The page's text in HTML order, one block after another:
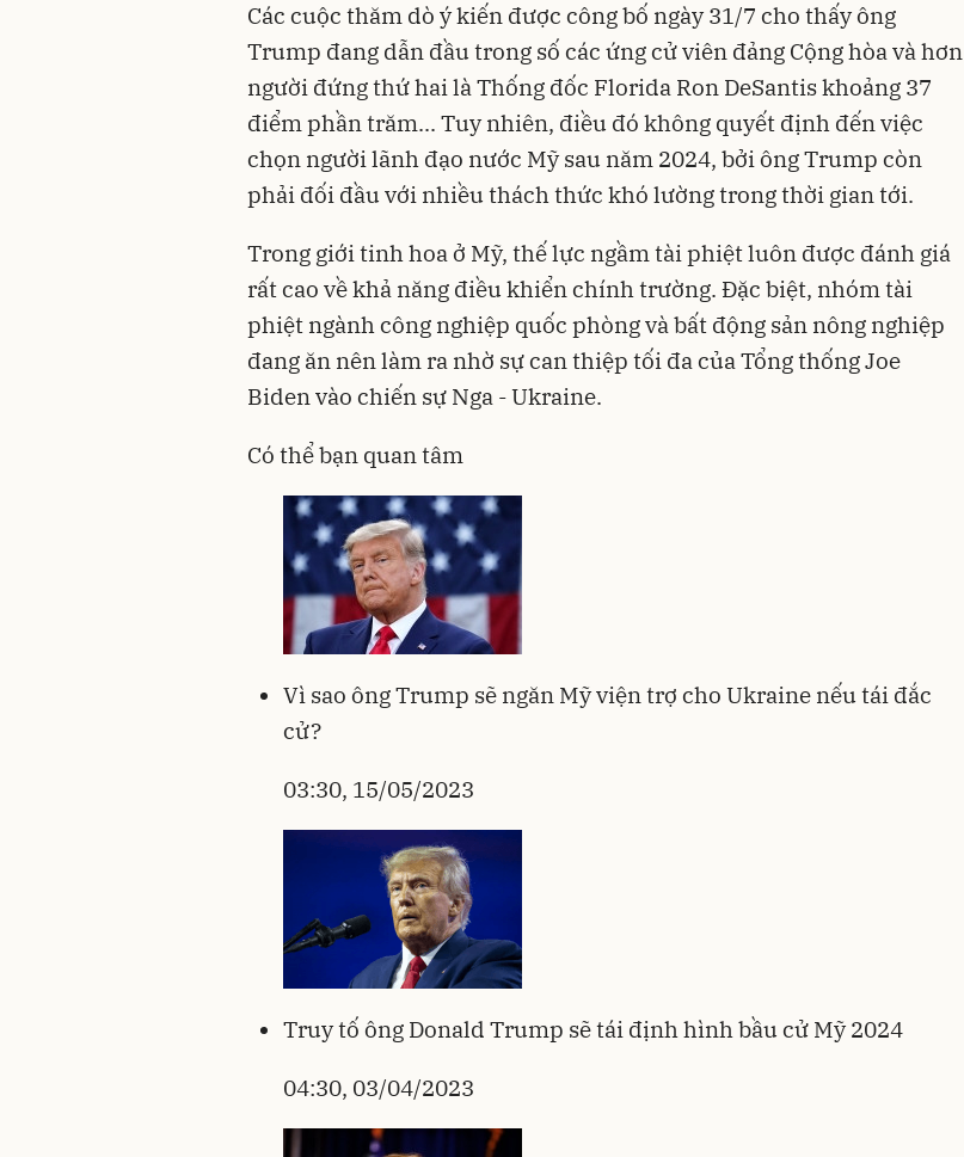
Các cuộc thăm dò ý kiến được công bố ngày 31/7 cho thấy ông
Trump đang dẫn đầu trong số các ứng cử viên đảng Cộng hòa và hơn
người đứng thứ hai là Thống đốc Florida Ron DeSantis khoảng 37
điểm phần trăm... Tuy nhiên, điều đó không quyết định đến việc
chọn người lãnh đạo nước Mỹ sau năm 2024, bởi ông Trump còn
phải đối đầu với nhiều thách thức khó lường trong thời gian tới.
Trong giới tinh hoa ở Mỹ, thế lực ngầm tài phiệt luôn được đánh giá
rất cao về khả năng điều khiển chính trường. Đặc biệt, nhóm tài
phiệt ngành công nghiệp quốc phòng và bất động sản nông nghiệp
đang ăn nên làm ra nhờ sự can thiệp tối đa của Tổng thống Joe
Biden vào chiến sự Nga - Ukraine.
Có thể bạn quan tâm
Vì sao ông Trump sẽ ngăn Mỹ viện trợ cho Ukraine nếu tái đắc
cử?
03:30, 15/05/2023
Truy tố ông Donald Trump sẽ tái định hình bầu cử Mỹ 2024
04:30, 03/04/2023